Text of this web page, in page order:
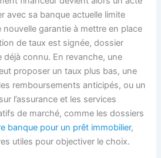
avec sa banque actuelle limite
garantie à mettre en place
de taux est signée, dossier
connu. En revanche, une
proposer un taux plus bas, une
remboursements anticipés, ou un
l’assurance et les services
de marché, comme les dossiers
banque pour un prêt immobilier,
utiles pour objectiver le choix.